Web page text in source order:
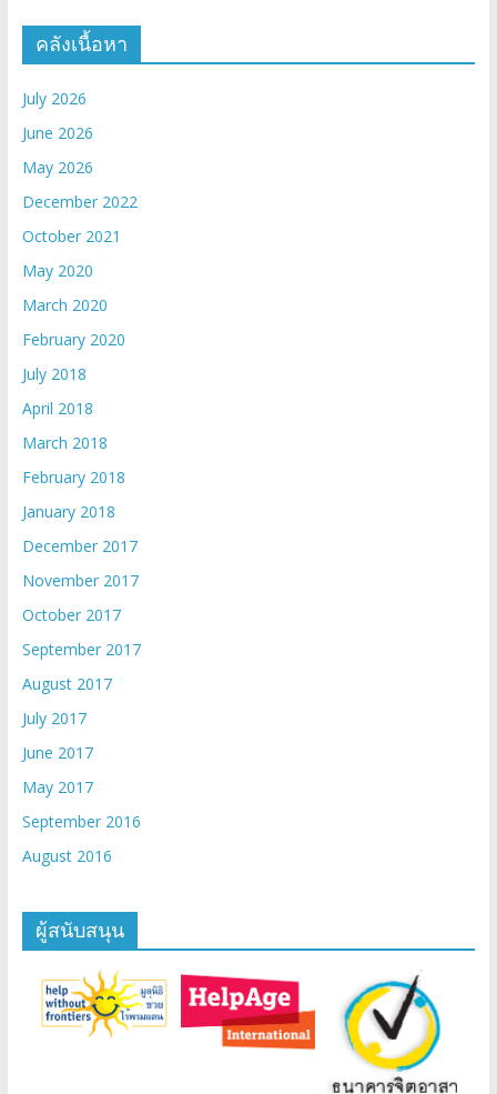
คลังเนื้อหา
July 2026
June 2026
May 2026
December 2022
October 2021
May 2020
March 2020
February 2020
July 2018
April 2018
March 2018
February 2018
January 2018
December 2017
November 2017
October 2017
September 2017
August 2017
July 2017
June 2017
May 2017
September 2016
August 2016
ผู้สนับสนุน